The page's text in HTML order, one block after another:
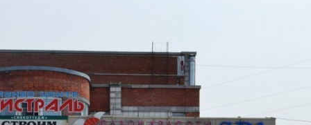
Г. БЕРДСК, УЛ.
ВОКЗАЛЬНАЯ, 26
Новосибирская обл